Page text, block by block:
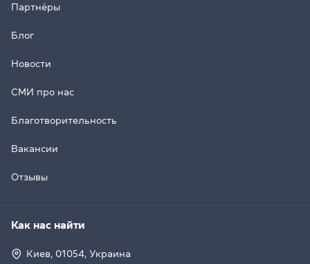
Партнёры
Блог
Новости
СМИ про нас
Благотворительность
Вакансии
Отзывы
Как нас найти
Киев, 01054, Украина